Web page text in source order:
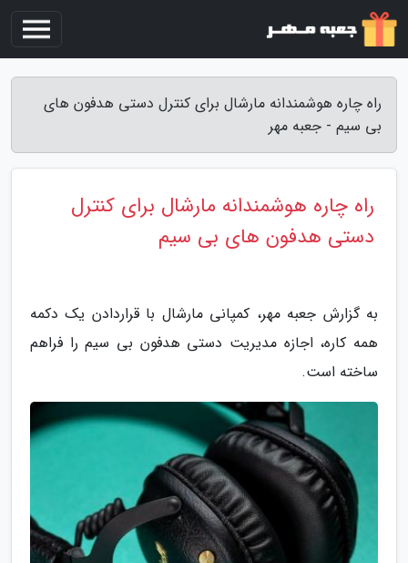
راه چاره هوشمندانه مارشال برای کنترل دستی هدفون های
بی سیم - جعبه مهر
راه چاره هوشمندانه مارشال برای کنترل
دستی هدفون های بی سیم
به گزارش جعبه مهر، کمپانی مارشال با قراردادن یک دکمه
همه کاره، اجازه مدیریت دستی هدفون بی سیم را فراهم
ساخته است.